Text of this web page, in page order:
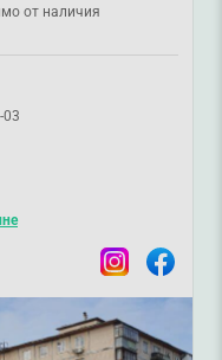
от наличия
03
InstagramFacebook